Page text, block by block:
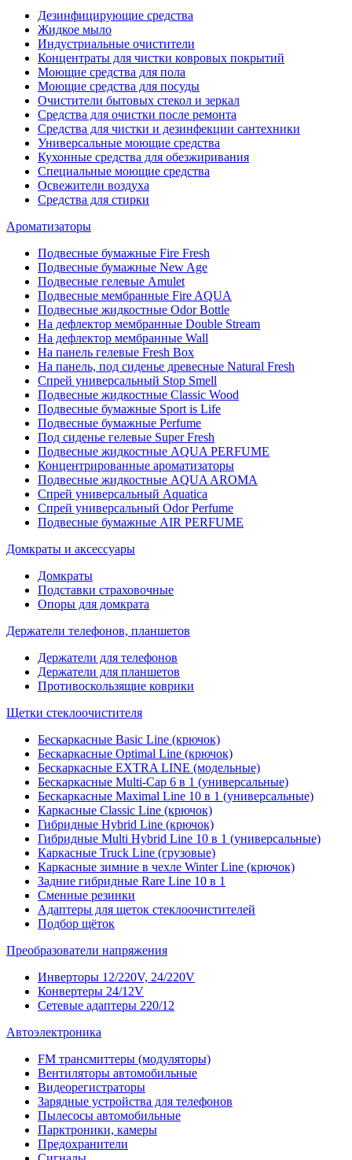
Дезинфицирующие средства
Жидкое мыло
Индустриальные очистители
Концентраты для чистки ковровых покрытий
Моющие средства для пола
Моющие средства для посуды
Очистители бытовых стекол и зеркал
Средства для очистки после ремонта
Средства для чистки и дезинфекции сантехники
Универсальные моющие средства
Кухонные средства для обезжиривания
Специальные моющие средства
Освежители воздуха
Средства для стирки
Ароматизаторы
Подвесные бумажные Fire Fresh
Подвесные бумажные New Age
Подвесные гелевые Amulet
Подвесные мембранные Fire AQUA
Подвесные жидкостные Odor Bottle
На дефлектор мембранные Double Stream
На дефлектор мембранные Wall
На панель гелевые Fresh Box
На панель, под сиденье древесные Natural Fresh
Спрей универсальный Stop Smell
Подвесные жидкостные Classic Wood
Подвесные бумажные Sport is Life
Подвесные бумажные Perfume
Под сиденье гелевые Super Fresh
Подвесные жидкостные AQUA PERFUME
Концентрированные ароматизаторы
Подвесные жидкостные AQUA AROMA
Спрей универсальный Aquatica
Спрей универсальный Odor Perfume
Подвесные бумажные AIR PERFUME
Домкраты и аксессуары
Домкраты
Подставки страховочные
Опоры для домкрата
Держатели телефонов, планшетов
Держатели для телефонов
Держатели для планшетов
Противоскользящие коврики
Щетки стеклоочистителя
Бескаркасные Basic Line (крючок)
Бескаркасные Optimal Line (крючок)
Бескаркасные EXTRA LINE (модельные)
Бескаркасные Multi-Cap 6 в 1 (универсальные)
Бескаркасные Maximal Line 10 в 1 (универсальные)
Каркасные Classic Line (крючок)
Гибридные Hybrid Line (крючок)
Гибридные Multi Hybrid Line 10 в 1 (универсальные)
Каркасные Truck Line (грузовые)
Каркасные зимние в чехле Winter Line (крючок)
Задние гибридные Rare Line 10 в 1
Сменные резинки
Адаптеры для щеток стеклоочистителей
Подбор щёток
Преобразователи напряжения
Инверторы 12/220V, 24/220V
Конвертеры 24/12V
Сетевые адаптеры 220/12
Автоэлектроника
FM трансмиттеры (модуляторы)
Вентиляторы автомобильные
Видеорегистраторы
Зарядные устройства для телефонов
Пылесосы автомобильные
Парктроники, камеры
Предохранители